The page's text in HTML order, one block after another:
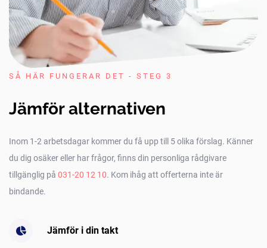
SÅ HÄR FUNGERAR DET - STEG 3
Jämför alternativen
Inom 1-2 arbetsdagar kommer du få upp till 5 olika förslag. Känner
du dig osäker eller har frågor, finns din personliga rådgivare
tillgänglig på 031-20 12 10. Kom ihåg att offerterna inte är
bindande.
Jämför i din takt